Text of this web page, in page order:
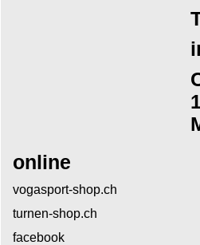
online
vogasport-shop.ch
turnen-shop.ch
facebook